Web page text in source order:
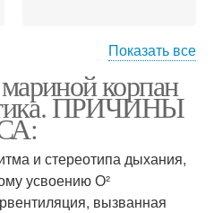
Похудение с мариной
Бодифлекс для мужчин
Показать все
корпан
ПРИЧИНЫ
и стереотипа дыхания,
усвоению О²
вызванная